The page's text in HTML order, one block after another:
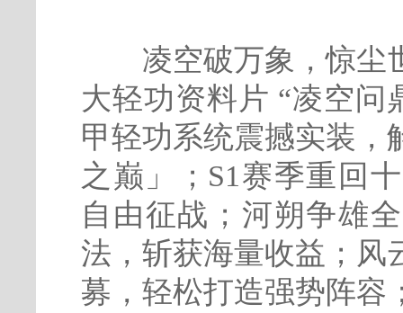
凌空破万象，惊尘
大轻功资料片 “凌空问
甲轻功系统震撼实装，
之巅」；S1赛季重回
自由征战；河朔争雄
法，斩获海量收益；风
募，轻松打造强势阵容